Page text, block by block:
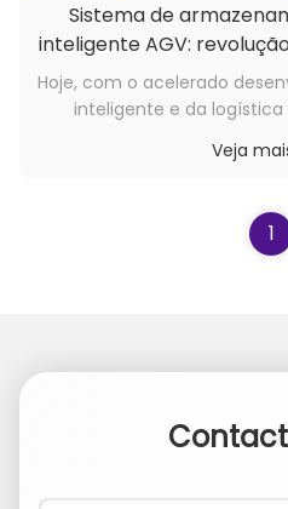
Sistema de
inteligente AGV:
de eficiência da
Hoje, com o acelerado
inteligente e da
tradicional de
alta dependência do
consideravelmente
Veja
1